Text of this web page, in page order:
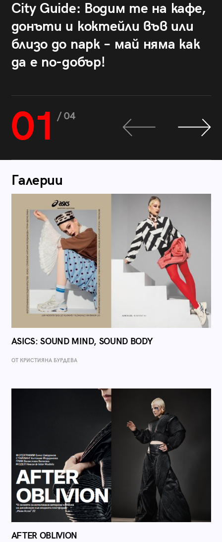
City Guide: Водим те на кафе,
донъти и коктейли във или
близо до парк – май няма как
да е по-добър!
01 / 04
Галерии
ASICS: SOUND MIND, SOUND BODY
ОТ КРИСТИЯНА БУРДЕВА
AFTER OBLIVION